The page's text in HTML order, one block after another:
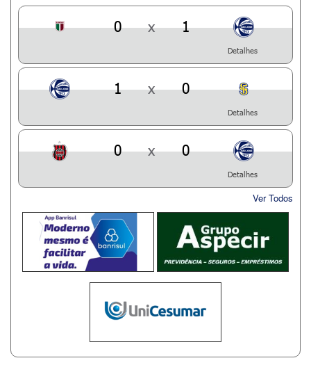
0 x 1
Detalhes
1 x 0
Detalhes
0 x 0
Detalhes
Ver Todos